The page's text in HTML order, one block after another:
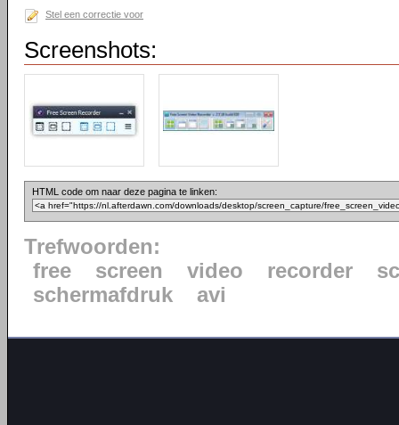
Stel een correctie voor
Screenshots:
HTML code om naar deze pagina te linken:
Trefwoorden:
free
screen video recorder
schermafdruk
avi